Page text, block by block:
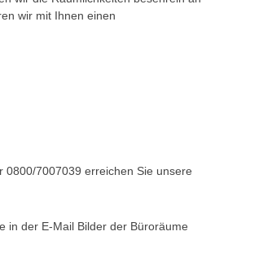
wir mit Ihnen einen
0800/7007039 erreichen Sie unsere
in der E-Mail Bilder der Büroräume